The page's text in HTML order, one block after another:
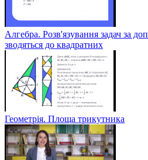
Алгебра. Розв'язування задач за
зводяться до квадратних
Геометрія. Площа трикутника